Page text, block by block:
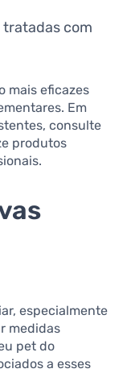
tratadas com
mais eficazes
Em
consulte
produtos
especialmente
medidas
pet do
a esses